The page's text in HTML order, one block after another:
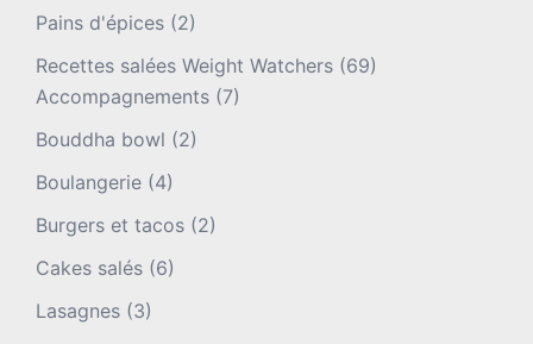
Pains d'épices (2)
Recettes salées Weight Watchers (69)
Accompagnements (7)
Bouddha bowl (2)
Boulangerie (4)
Burgers et tacos (2)
Cakes salés (6)
Lasagnes (3)